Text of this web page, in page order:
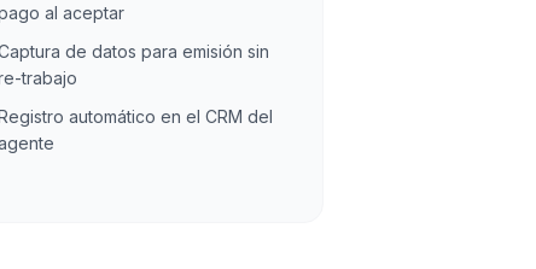
al aceptar
de datos para emisión sin
trabajo
automático en el CRM del